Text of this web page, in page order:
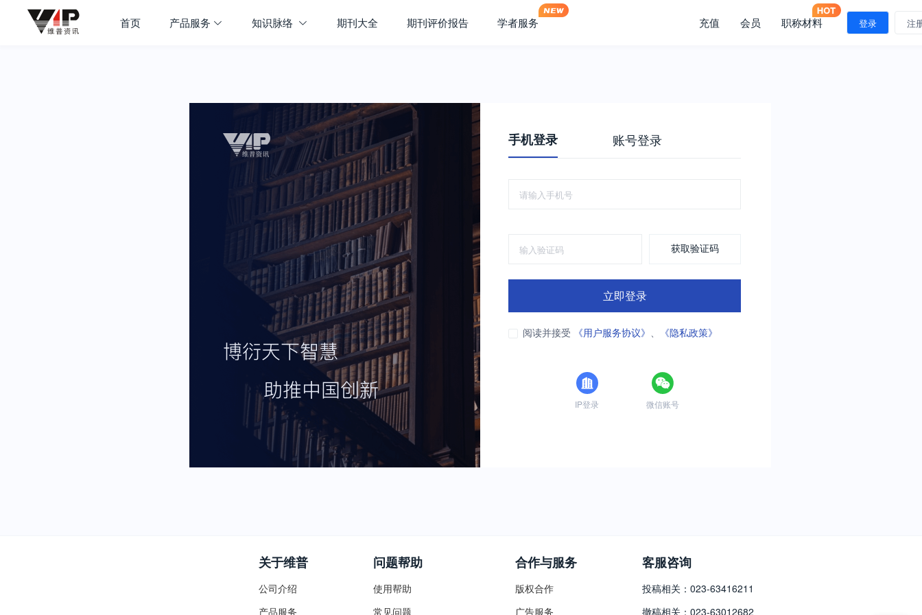
首页 产品服务 知识脉络 期刊大全 期刊评价报告 学者服务 充值 会员 职称材料 登录 注
手机登录 账号登录
获取验证码
立即登录
阅读并接受 《用户服务协议》 、 《隐私政策》
IP登录 微信账号
关于维普
公司介绍
产品服务
问题帮助
使用帮助
常见问题
合作与服务
版权合作
广告服务
客服咨询
投稿相关：023-63416211
撤稿相关：023-63012682